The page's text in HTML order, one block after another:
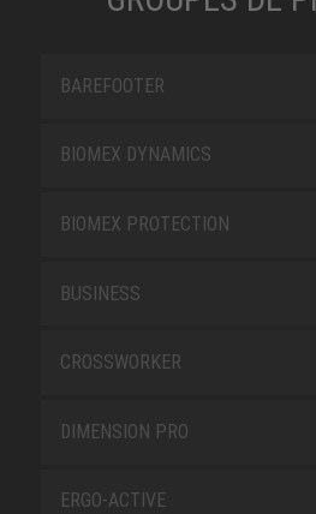
BAREFOOTER
BIOMEX DYNAMICS
BIOMEX PROTECTION
BUSINESS
CROSSWORKER
DIMENSION PRO
ERGO-ACTIVE